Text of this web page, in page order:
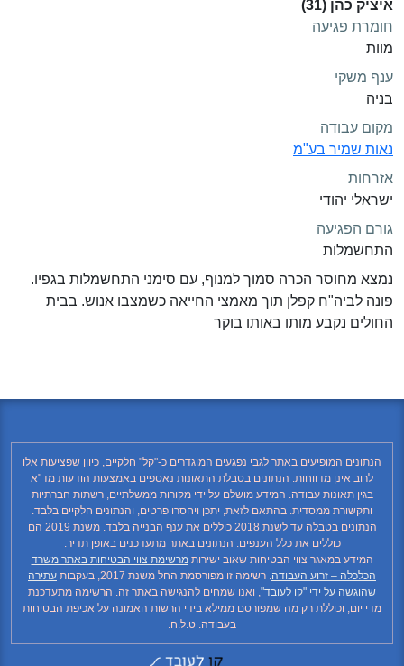
איציק כהן (31)
חומרת פגיעה
מוות
ענף משקי
בניה
מקום עבודה
נאות שמיר בע"מ
אזרחות
ישראלי יהודי
גורם הפגיעה
התחשמלות
נמצא מחוסר הכרה סמוך למנוף, עם סימני התחשמלות בגפיו.
פונה לביה"ח קפלן תוך מאמצי החייאה כשמצבו אנוש. בבית
החולים נקבע מותו באותו בוקר
הנתונים המופיעים באתר לגבי נפגעים המוגדרים כ-"קל" חלקיים, כיוון שפציעות אלו
לרוב אינן מדווחות. הנתונים בטבלת התאונות נאספים באמצעות הודעות מד"א
בגין תאונות עבודה. המידע מושלם על ידי מקורות ממשלתיים, רשתות חברתיות
ותקשורת ממסדית. בהתאם לזאת, יתכן ויחסרו פרטים, והנתונים חלקיים בלבד.
הנתונים בטבלה עד לשנת 2018 כוללים את ענף הבנייה בלבד. משנת 2019 הם
כוללים את כלל הענפים. הנתונים באתר מתעדכנים באופן תדיר.
המידע במאגר צווי הבטיחות שאוב ישירותמרשימת צווי הבטיחות באתר משרד
הכלכלה – זרוע העבודה. רשימה זו מפורסמת החל משנת 2017, בעקבות
עתירה
שהוגשה על ידי "קו לעובד", ואנו שמחים להנגישה באתר זה. הרשימה מתעדכנת
מדי יום, וכוללת רק מה שמפורסם ממילא בידי הרשות האמונה על אכיפת הבטיחות
בעבודה. ט.ל.ח.